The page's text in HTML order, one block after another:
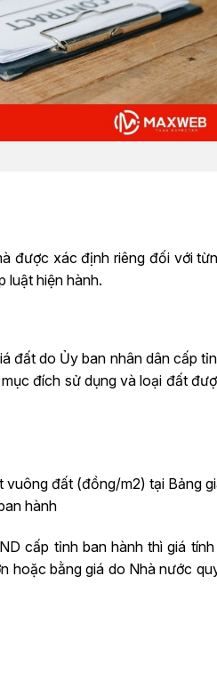
được xác định riêng đối với
luật hiện hành.
đất do Ủy ban nhân dân cấp
đích sử dụng và loại đất
vuông đất (đồng/m2) tại Bảng
hành
cấp tỉnh ban hành thì giá tính
hoặc bằng giá do Nhà nước